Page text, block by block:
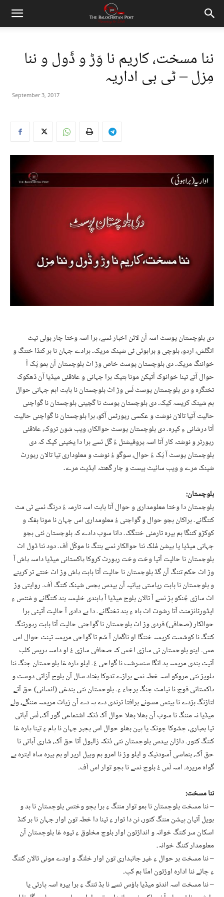
ننا مسخت، کاریم نا وَڑ و ڈَول و ننا
مِزل – ٹی بی اداریہ
September 3, 2017
دی بلوچستان پوسٹ اسہ آن لائن اخبار ئسے، ہرا اسہ وختا چار بولی تیٹ
انگلش، اردو، بلوچی و براہوئی ٹی شینک مریک۔ ہرادے جہان نا ہر کنڈا خننگ و
خواننگ مریک۔ دی بلوچستان پوسٹ خاص وڑ اٹ بلوچستان آن ہمو پَک آ
حوال آتے تینا خوانوک آتیکن مونا ہتیک ہرا جہانی و علاقئی میڈیا آن ڈھکوک
تخنگرہ و دی بلوچستان پوسٹ لَس وڑ اٹ بلوچستان نا بابت اہم جہانی حوال
ہم شینک کریسہ کیک۔ دی بلوچستان پوسٹ نا گچینی بلوچستان نا گواچنی
حالیت آتیا تالان نوشت و عکسی رپورٹس آکو، ہرا بلوچستان نا گواچنی حالیت
آتا درشانی ءِ کیرہ۔ دی بلوچستان پوسٹ حوالکار، ویب شون تروک، علاقئی
رپورٹر و نوشتہ کار آتا اسہ پروفیشنل ءُ گَل ئسے ہرا دا یخینی کیک کہ دی
بلوچستان پوسٹ آ پَک ءُ حوال، سوگو ءُ نوشت و معلوداری تیا تالان رپورٹ
شینک مرے و ویب سائیٹ بیست و چار گھنٹہ اپڈیٹ مرے۔
بلوچستان:
بلوچستان دا وختا معلومداری و حوال آتا بابت اسہ تارمہ ءُ درنگ ئسے ٹی مٹ
کننگانے۔ ہراکان ہچو حوال و گواچنی ءُ معلومداری اس جہان نا مونا بفک و
کوکڑو کننگا ہم بیرہ تارمئی خننگک۔ دانا سوب دادے کہ بلوچستان ئٹی ہچو
جہانی میڈیا یا پیشن مُلک ئنا حوالکار ئسے بننگ نا موکّل اَف۔ دود ئنا ڈول اٹ
بلوچستان نا حالیت آتیا وخت وخت رپورٹ کروکا پاکستانی میڈیا داسہ پاش آ
وڑ اٹ حکم تننگ آن گڈ بلوچستان نا حالیت آتا بابت پاش وڑ اٹ خنتے تر کرینے
و بلوچستان نا بابت ریاستی بیانیہ آن بیدس ہچس شینک کننگ اَف۔ روایتی وڑ
اٹ ساڑی چُنکو پِڑ ئسے آ تالان بلوچ میڈیا آ پابندی خلیسہ بند کننگانے و مَنٹس ءِ
ایڈورٹائزمنٹ آتا رشوت اٹ باہ ءِ بند تخنگانے۔ دا بے دادی آ حالیت آتیٹی ہرا
حوالکار (صحافی) فردی وڑ اٹ بلوچستان نا گواچنی حالیت آتا بابت رپورٹنگ
کننگ نا کوشست کریسہ خننگا او ناگمان آ سُم تا گواچی مریسہ تینٹ حوال اس
مس۔ اینو بلوچستان ٹی ساڑی اخس کہ صحافی ساڑی ءُ او داسہ پریس کلب
آتیٹ بندی مریسہ بد انگا سنسرشپ نا گواچی ءُ۔ ایلو پارہ غا بلوچستان جنگ ئنا
پلویڑ ئٹی مروکو اسہ خطہ ئسے ہراڑے تدوکا ہفتاد سال آن بلوچ آزاتی دوست و
پاکستانی فوج نا نیامٹ جنگ برجاء ءِ۔ بلوچستان ئٹی بندغی (انسانی) حق آتے
لتاڑنگ ہڑدے نا ہیتس مسونے ہرافتا ترندی دے پہ دے آن زیات مریسہ مننگے، ولے
میڈیا نہ مننگ نا سوب آن بھلا بھلا حوال آک دُنکہ اشتماعی گور آک، لَس آباتی
تیا بمباری، چشوکا جونک یا پین بھلو حوال اس ہچبر جہان نا پام ءِ تینا پارہ غا
کننگ کتور۔ داڑان بیدس بلوچستان ئٹی دُنکہ زالبول آتا حق آک، شاری آباتی نا
حق آک، بنماسی آسودئیک و ایلو وڑ نا امرو ہم وہیل اریر او ہم بیرہ ساہ ایترہ بے
گواہ مریرہ۔ اسہ لَس ءُ بلوچ ئسے نا ہچو توار اس اَف۔
ننا مسخت:
– ننا مسخت بلوچستان نا ہمو توار مننگ ءِ ہرا ہچو وختس بلوچستان نا ہد و
ہویل آتیان پیشن مننگ کتور، نن دا توار ءِ تینا دا خطہ تون اوار جہان نا ہر کنڈ
اسکان سر کننگ خوانہ و انداڑتون اوار بلوچ مخلوق ءِ تیوہ غا بلوچستان آن
معلومدار کننگ خوانہ۔
– ننا مسخت ہر حوال ءِ غیر جانبداری تون اوار خلنگ و اودے مونی تالان کننگ
ءِ چائے ننا ادارہ اوڑتون امنّا ہم کپ۔
– ننا مسخت اسہ اندنو میڈیا ہاؤس ئسے نا ہڈ تننگ ءِ ہرا بیرہ اسہ پارٹی یا